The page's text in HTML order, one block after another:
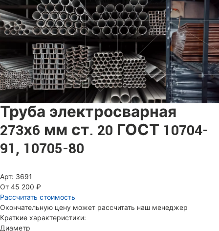
Труба электросварная
273х6 мм ст. 20 ГОСТ 10704-
91, 10705-80
Арт: 3691
От 45 200 ₽
Рассчитать стоимость
Окончательную цену может рассчитать наш менеджер
Краткие характеристики:
Диаметр